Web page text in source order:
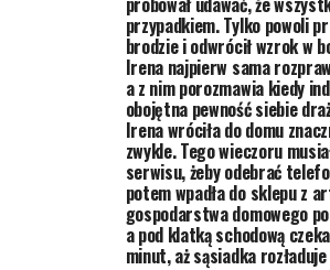
przypadkiem. Tylko powoli
brodzie i odwrócił wzrok w
Irena najpierw sama
a z nim porozmawia kiedy
obojętna pewność siebie
Irena wróciła do domu
zwykle. Tego wieczoru
serwisu, żeby odebrać
potem wpadła do sklepu z
gospodarstwa domowego
a pod klatką schodową
minut, aż sąsiadka